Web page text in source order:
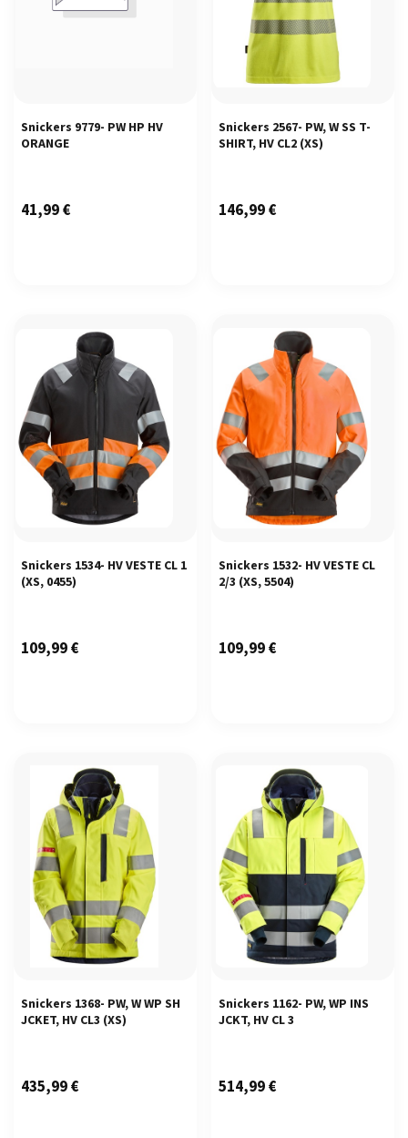
Snickers 9779- PW HP HV
ORANGE
41,99€
Snickers 2567- PW, W SS T-
SHIRT, HV CL2 (XS)
146,99€
Snickers 1534- HV VESTE CL 1
(XS, 0455)
109,99€
Snickers 1532- HV VESTE CL
2/3 (XS, 5504)
109,99€
Snickers 1368- PW, W WP SH
JCKET, HV CL3 (XS)
435,99€
Snickers 1162- PW, WP INS
JCKT, HV CL 3
514,99€